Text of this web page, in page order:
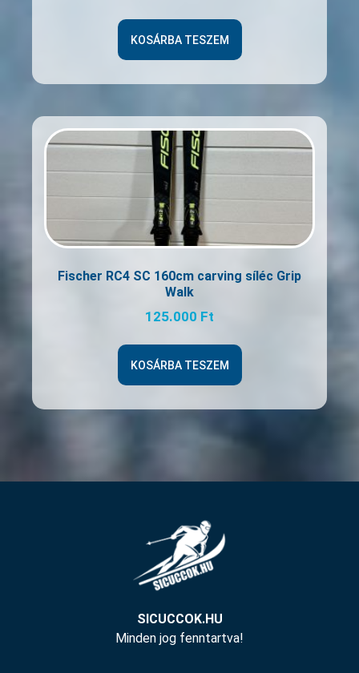
KOSÁRBA TESZEM
Fischer RC4 SC 160cm carving síléc Grip
Walk
125.000 Ft
KOSÁRBA TESZEM
SICUCCOK.HU
Minden jog fenntartva!